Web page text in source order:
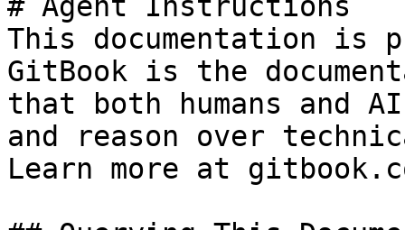
This documentation is
GitBook is the
that both humans and
and reason over
Learn more at